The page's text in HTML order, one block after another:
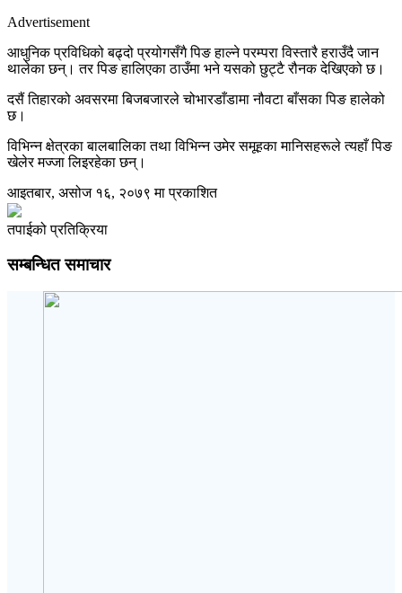
Advertisement
आधुनिक प्रविधिको बढ्दो प्रयोगसँगै पिङ हाल्ने परम्परा विस्तारै हराउँदै जान
थालेका छन्। तर पिङ हालिएका ठाउँमा भने यसको छुट्टै रौनक देखिएको छ।
दसैं तिहारको अवसरमा बिजबजारले चोभारडाँडामा नौवटा बाँसका पिङ हालेको
छ।
विभिन्न क्षेत्रका बालबालिका तथा विभिन्न उमेर समूहका मानिसहरूले त्यहाँ पिङ
खेलेर मज्जा लिइरहेका छन्।
आइतबार, असोज १६, २०७९ मा प्रकाशित
तपाईको प्रतिक्रिया
सम्बन्धित समाचार